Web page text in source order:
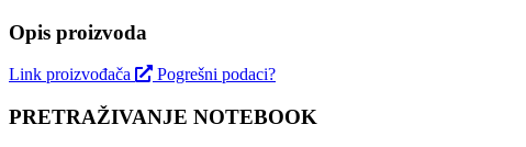
Opis proizvoda
Link proizvođača Pogrešni podaci?
PRETRAŽIVANJE NOTEBOOK